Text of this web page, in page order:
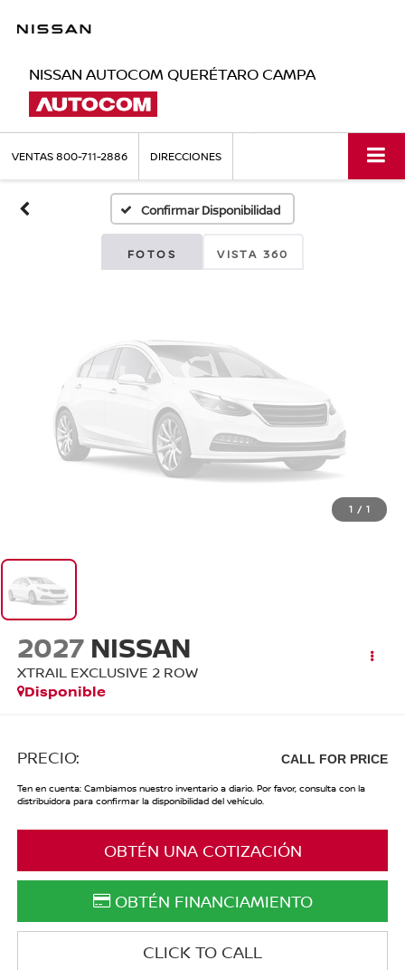
NISSAN AUTOCOM QUERÉTARO CAMPA
VENTAS800-711-2886 DIRECCIONES
Confirmar Disponibilidad
FOTOS VISTA 360
Disponibles
Por favor, revise luego
1 / 1
2027 NISSAN
XTRAIL EXCLUSIVE 2 ROW
Disponible
PRECIO: CALL FOR PRICE
Ten en cuenta: Cambiamos nuestro inventario a diario. Por favor, consulta con la
distribuidora para confirmar la disponibilidad del vehículo.
OBTÉN UNA COTIZACIÓN
OBTÉN FINANCIAMIENTO
CLICK TO CALL